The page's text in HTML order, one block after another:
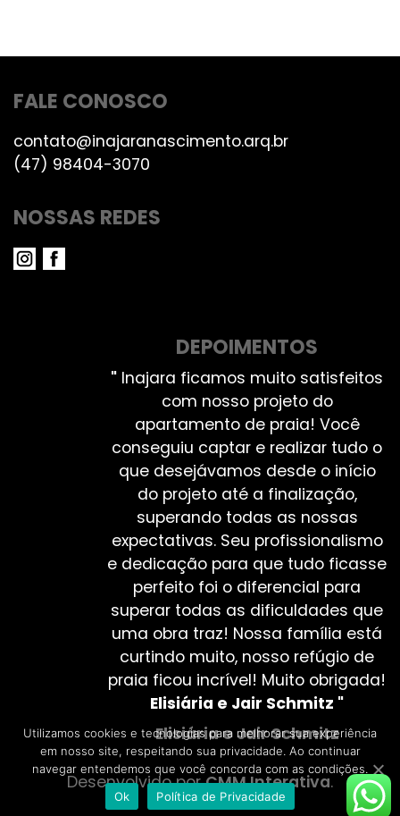
FALE CONOSCO
contato@inajaranascimento.arq.br
(47) 98404-3070
NOSSAS REDES
DEPOIMENTOS
" Inajara ficamos muito satisfeitos
com nosso projeto do
apartamento de praia! Você
conseguiu captar e realizar tudo o
que desejávamos desde o início
do projeto até a finalização,
superando todas as nossas
expectativas. Seu profissionalismo
e dedicação para que tudo ficasse
perfeito foi o diferencial para
superar todas as dificuldades que
uma obra traz! Nossa família está
curtindo muito, nosso refúgio de
praia ficou incrível! Muito obrigada!
Elisiária e Jair Schmitz "
Elisiária e Jair Schmitz
Desenvolvido porCMM Interativa.
Utilizamos cookies e tecnologias para melhorar sua experiência
em nosso site, respeitando sua privacidade. Ao continuar
navegar entendemos que você concorda com as condições.
Ok
Política de Privacidade